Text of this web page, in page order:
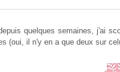
quelques semaines, j'ai
(oui, il n'y en a que deux sur